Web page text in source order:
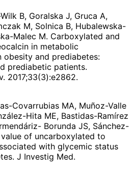
B, Goralska J, Gruca A,
M, Solnica B, Hubalewska-
Malec M. Carboxylated and
in metabolic
and prediabetes:
prediabetic patients.
2017;33(3):e2862.
Covarrubias MA, Muñoz-Valle
Hita ME, Bastidas-Ramírez
Borunda JS, Sánchez-
of uncarboxylated to
with glycemic status
J Investig Med.